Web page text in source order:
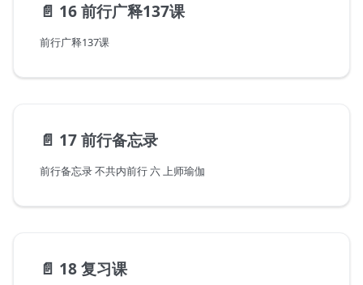
📄️ 16 前行广释137课
前行广释137课
📄️ 17 前行备忘录
前行备忘录 不共内前行 六 上师瑜伽
📄️ 18 复习课